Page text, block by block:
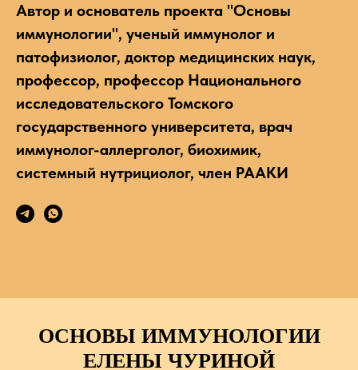
Автор и основатель проекта "Основы
иммунологии", ученый иммунолог и
патофизиолог, доктор медицинских наук,
профессор, профессор Национального
исследовательского Томского
государственного университета, врач
иммунолог-аллерголог, биохимик,
системный нутрициолог, член РААКИ
ОСНОВЫ ИММУНОЛОГИИ
ЕЛЕНЫ ЧУРИНОЙ